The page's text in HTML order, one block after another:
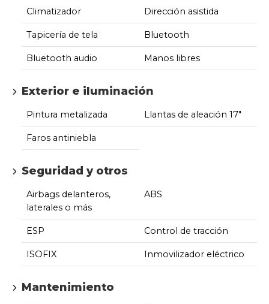
Climatizador Dirección asistida
Tapicería de tela Bluetooth
Bluetooth audio Manos libres
Exterior e iluminación
Pintura metalizada Llantas de aleación 17"
Faros antiniebla
Seguridad y otros
Airbags delanteros,
laterales o más
ABS
ESP Control de tracción
ISOFIX Inmovilizador eléctrico
Mantenimiento